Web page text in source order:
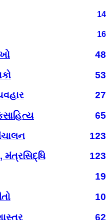
14
16
48
53
27
65
123
123
19
10
62